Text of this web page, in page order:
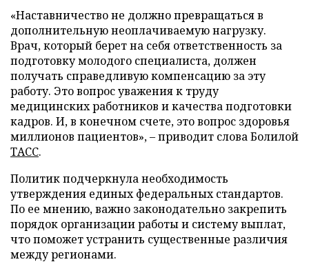
«Наставничество не должно превращаться в
дополнительную неоплачиваемую нагрузку.
Врач, который берет на себя ответственность за
подготовку молодого специалиста, должен
получать справедливую компенсацию за эту
работу. Это вопрос уважения к труду
медицинских работников и качества подготовки
кадров. И, в конечном счете, это вопрос здоровья
миллионов пациентов», – приводит слова Болилой
ТАСС.
Политик подчеркнула необходимость
утверждения единых федеральных стандартов.
По ее мнению, важно законодательно закрепить
порядок организации работы и систему выплат,
что поможет устранить существенные различия
между регионами.